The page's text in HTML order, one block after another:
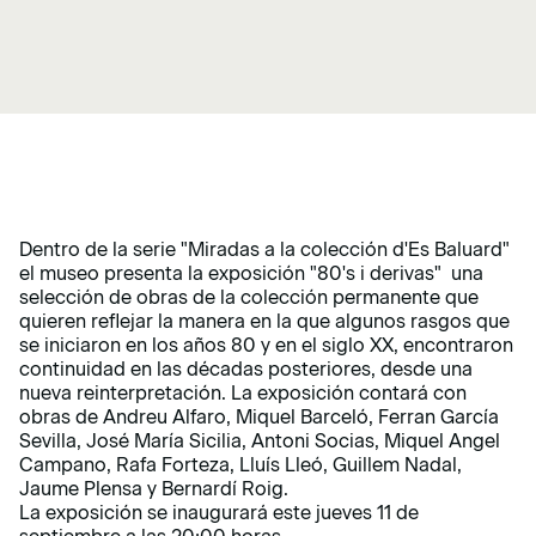
Dentro de la serie "Miradas a la colección d'Es Baluard"
el museo presenta la exposición "80's i derivas" una
selección de obras de la colección permanente que
quieren reflejar la manera en la que algunos rasgos que
se iniciaron en los años 80 y en el siglo XX, encontraron
continuidad en las décadas posteriores, desde una
nueva reinterpretación. La exposición contará con
obras de Andreu Alfaro, Miquel Barceló, Ferran García
Sevilla, José María Sicilia, Antoni Socias, Miquel Angel
Campano, Rafa Forteza, Lluís Lleó, Guillem Nadal,
Jaume Plensa y Bernardí Roig.
La exposición se inaugurará este jueves 11 de